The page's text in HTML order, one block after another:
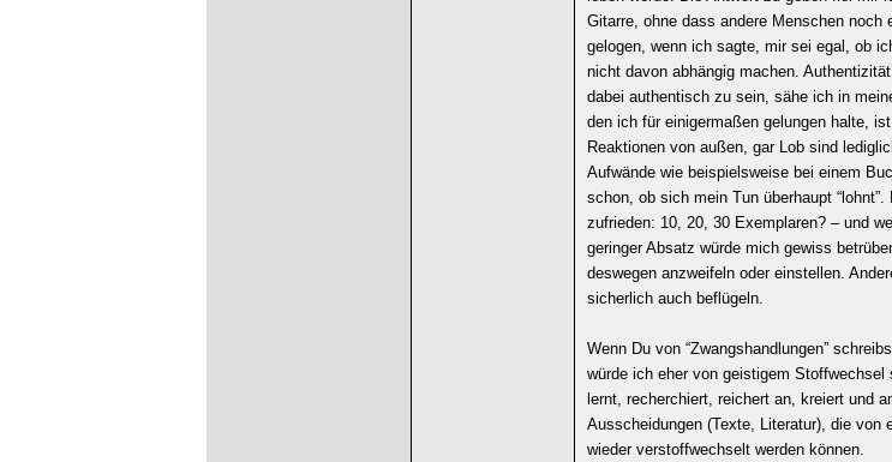
Gitarre, ohne dass andere Menschen noch
gelogen, wenn ich sagte, mir sei egal, ob
nicht davon abhängig machen.
dabei authentisch zu sein, sähe ich in
den ich für einigermaßen gelungen halte,
Reaktionen von außen, gar Lob sind
Aufwände wie beispielsweise bei einem
schon, ob sich mein Tun überhaupt
zufrieden: 10, 20, 30 Exemplaren? – und
geringer Absatz würde mich gewiss
deswegen anzweifeln oder einstellen.
sicherlich auch beflügeln.
Wenn Du von “Zwangshandlungen”
würde ich eher von geistigem
lernt, recherchiert, reichert an, kreiert und
Ausscheidungen (Texte, Literatur), die von
wieder verstoffwechselt werden können.